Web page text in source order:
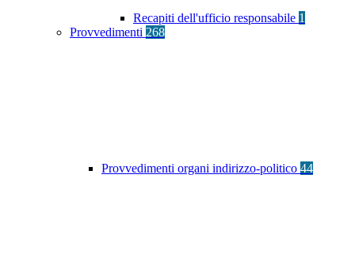
Recapiti dell'ufficio responsabile 1
Provvedimenti 268
Provvedimenti organi indirizzo-politico 44